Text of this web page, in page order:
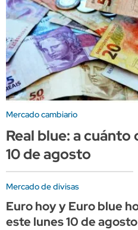
Mercado cambiario
Real blue: a
10 de agosto
Mercado de divisas
Euro hoy y Euro blue
este lunes 10 de agosto